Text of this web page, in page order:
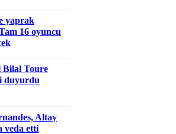
yaprak
16 oyuncu
Bilal Toure
duyurdu
Altay
veda etti